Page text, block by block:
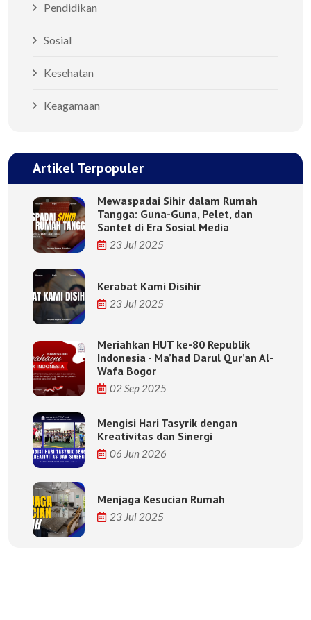
Pendidikan
Sosial
Kesehatan
Keagamaan
Artikel Terpopuler
Mewaspadai Sihir dalam Rumah
Tangga: Guna-Guna, Pelet, dan
Santet di Era Sosial Media
23 Jul 2025
Kerabat Kami Disihir
23 Jul 2025
Meriahkan HUT ke-80 Republik
Indonesia - Ma’had Darul Qur’an Al-
Wafa Bogor
02 Sep 2025
Mengisi Hari Tasyrik dengan
Kreativitas dan Sinergi
06 Jun 2026
Menjaga Kesucian Rumah
23 Jul 2025